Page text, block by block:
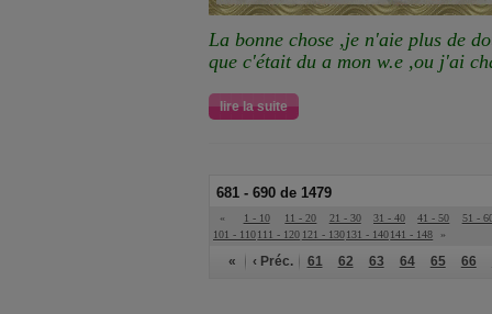
La bonne chose ,je n'aie plus de
que c'était du a mon w.e ,ou j'ai
lire la suite
681 - 690 de 1479
« 1 - 10 11 - 20 21 - 30 31 - 40 41 - 50
51 -
101 - 110111 - 120 121 - 130 131 - 140141 - 148 »
« ‹ Préc. 61 62 63 64 65 66